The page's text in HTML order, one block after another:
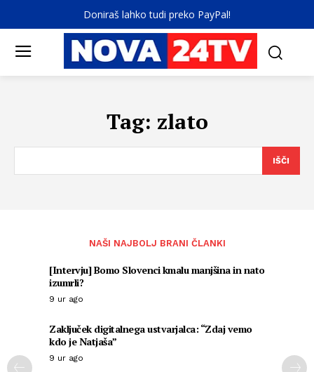
Doniraš lahko tudi preko PayPal!
Tag: zlato
IŠČI
NAŠI NAJBOLJ BRANI ČLANKI
[Intervju] Bomo Slovenci kmalu manjšina in nato
izumrli?
9 ur ago
Zaključek digitalnega ustvarjalca: “Zdaj vemo
kdo je Natjaša”
9 ur ago